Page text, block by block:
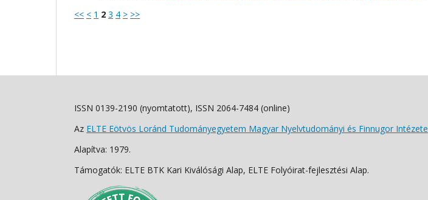
<< < 1 2 3 4 > >>
ISSN 0139-2190 (nyomtatott), ISSN 2064-7484 (online)
Az ELTE Eötvös Loránd Tudományegyetem Magyar Nyelvtudományi és Finnugor Intézete
Alapítva: 1979.
Támogatók: ELTE BTK Kari Kiválósági Alap, ELTE Folyóirat-fejlesztési Alap.